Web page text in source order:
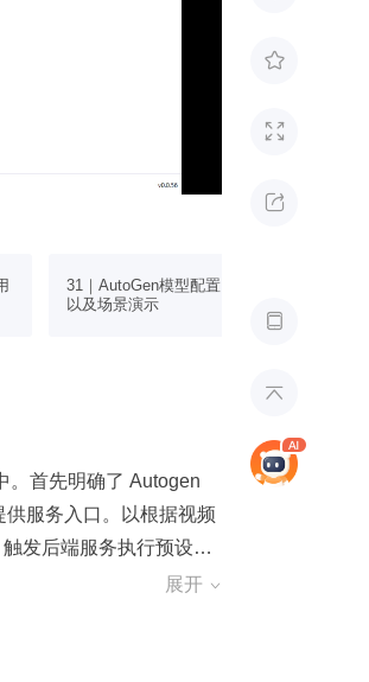





31｜AutoGen模型配置
以及场景演示
。首先明确了 Autogen
服务入口。以根据视频
发后端服务执行预设工
中，关键在于利用 write
展开 